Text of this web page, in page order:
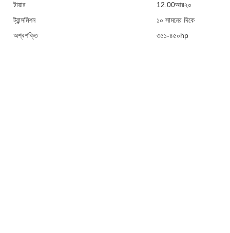
টায়ার
12.00আর২০
ট্রান্সমিশন
১০ সামনের দিকে
অশ্বশক্তি
৩৫১-৪৫০hp